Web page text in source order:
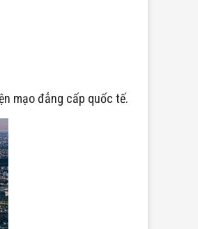
mạo đẳng cấp quốc tế.